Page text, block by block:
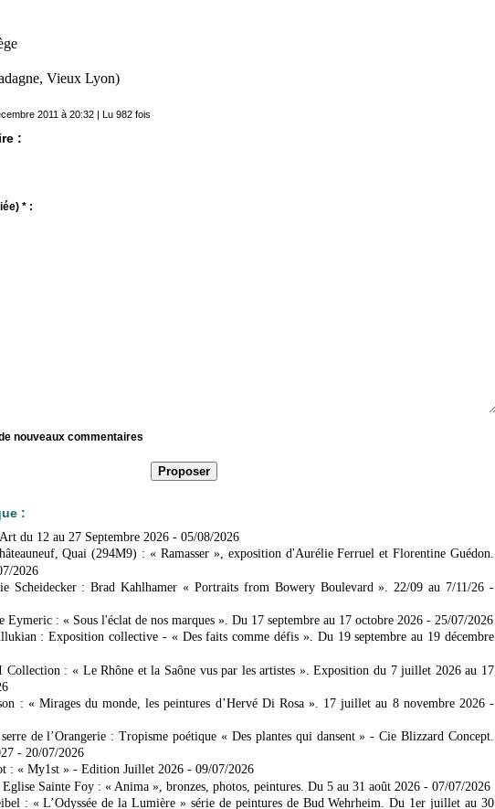
Vieux Lyon)
2011 à 20:32 | Lu 982 fois
:
* :
nouveaux commentaires
:
du 12 au 27 Septembre 2026 - 05/08/2026
Quai (294M9) : « Ramasser », exposition d'Aurélie Ferruel et Florentine Guédon.
2026
Scheidecker : Brad Kahlhamer « Portraits from Bowery Boulevard ». 22/09 au 7/11/26 -
Eymeric : « Sous l'éclat de nos marques ». Du 17 septembre au 17 octobre 2026 - 25/07/2026
: Exposition collective - « Des faits comme défis ». Du 19 septembre au 19 décembre
: « Le Rhône et la Saône vus par les artistes ». Exposition du 7 juillet 2026 au 17
: « Mirages du monde, les peintures d’Hervé Di Rosa ». 17 juillet au 8 novembre 2026 -
de l’Orangerie : Tropisme poétique « Des plantes qui dansent » - Cie Blizzard Concept.
- 20/07/2026
: « My1st » - Edition Juillet 2026 - 09/07/2026
Sainte Foy : « Anima », bronzes, photos, peintures. Du 5 au 31 août 2026 - 07/07/2026
: « L’Odyssée de la Lumière » série de peintures de Bud Wehrheim. Du 1er juillet au 30